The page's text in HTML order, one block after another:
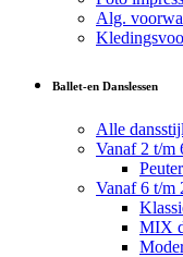
Alg.
Ballet-en Danslessen
Alle
Vanaf 2 t/m
Vanaf 6 t/m
MIX